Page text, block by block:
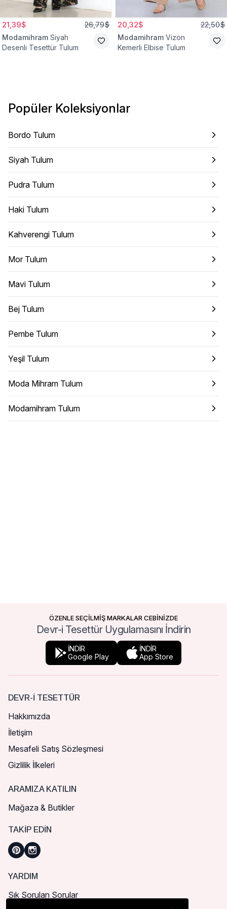
21,39$ 26,79$
Modamihram Siyah
Desenli Tesettür Tulum
20,32$ 22,50$
Modamihram Vizon
Kemerli Elbise Tulum
Popüler Koleksiyonlar
Bordo Tulum
Siyah Tulum
Pudra Tulum
Haki Tulum
Kahverengi Tulum
Mor Tulum
Mavi Tulum
Bej Tulum
Pembe Tulum
Yeşil Tulum
Moda Mihram Tulum
Modamihram Tulum
ÖZENLE SEÇİLMİŞ MARKALAR CEBİNİZDE
Devr-i Tesettür Uygulamasını İndirin
İNDİR
Google Play
İNDİR
App Store
DEVR-I TESETTÜR
Hakkımızda
İletişim
Mesafeli Satış Sözleşmesi
Gizlilik İlkeleri
ARAMIZA KATILIN
Mağaza & Butikler
TAKIP EDIN
YARDIM
Sık Sorulan Sorular